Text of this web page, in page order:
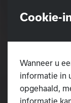
Cookie-
Wanneer u
informatie in
opgehaald,
informatie